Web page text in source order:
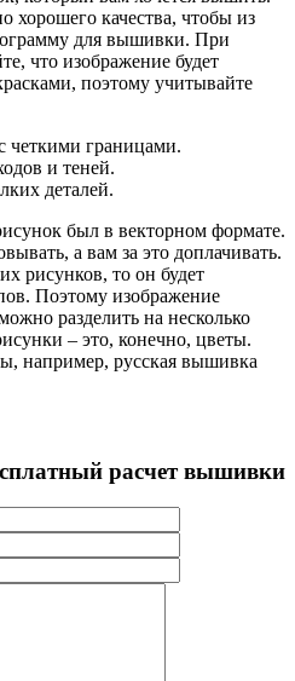
хорошего качества, чтобы из
для вышивки. При
что изображение будет
поэтому учитывайте
четкими границами.
и теней.
деталей.
был в векторном формате.
а вам за это доплачивать.
рисунков, то он будет
Поэтому изображение
разделить на несколько
– это, конечно, цветы.
например, русская вышивка
расчетвышивки